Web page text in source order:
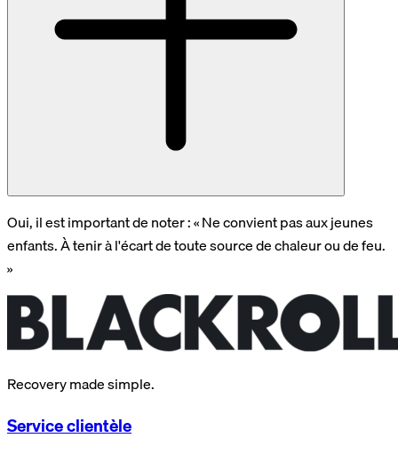
Oui, il est important de noter : « Ne convient pas aux jeunes
enfants. À tenir à l'écart de toute source de chaleur ou de feu.
»
Recovery made simple.
Service clientèle